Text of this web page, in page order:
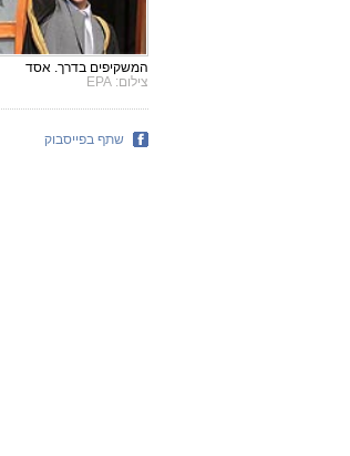
המשקיפים בדרך. אסד
צילום: EPA
שתף בפייסבוק